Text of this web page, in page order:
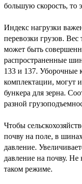
большую скорость, то
Индекс нагрузки
перевозки грузов. Вес
может быть
распространенные
133 и 137. Уборочные
комплектации, могут
бункера для зерна.
разной
Чтобы
почву на поле, в
давление.
давление на почву.
таком режиме.